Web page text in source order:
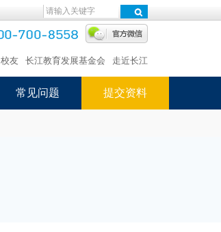
校友 长江教育发展基金会 走近长江
常见问题 提交资料